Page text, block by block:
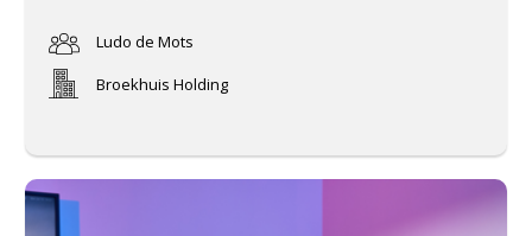
Ludo de Mots
Broekhuis Holding